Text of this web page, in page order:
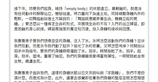
ました。集中力も鍛えられますね！最近は集中力散
漫になってきているので、良い訓練にもなります！
また、我妻さんの説明がとても分かりやすかったで
す。ありがとうございました”